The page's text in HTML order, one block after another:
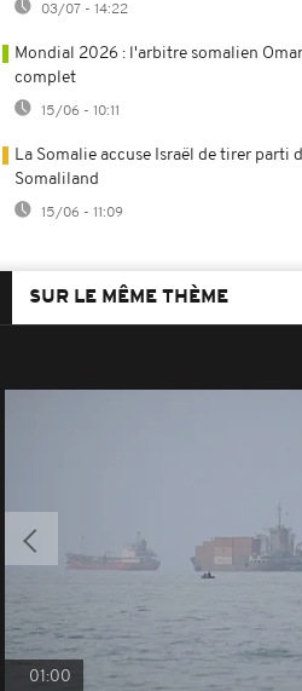
03/07 - 14:22
Mondial 2026 : l'arbitre somalien
complet
15/06 - 10:11
La Somalie accuse Israël de tirer parti
Somaliland
15/06 - 11:09
SUR LE MÊME THÈME
01:00